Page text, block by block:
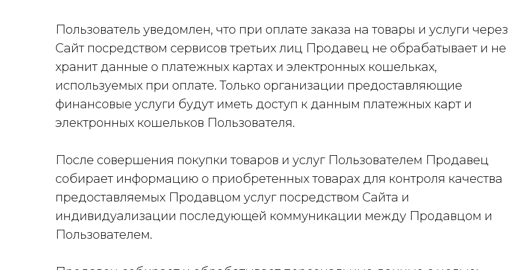
Пользователь уведомлен, что при оплате заказа на товары и услуги через
Сайт посредством сервисов третьих лиц Продавец не обрабатывает и не
хранит данные о платежных картах и электронных кошельках,
используемых при оплате. Только организации предоставляющие
финансовые услуги будут иметь доступ к данным платежных карт и
электронных кошельков Пользователя.
После совершения покупки товаров и услуг Пользователем Продавец
собирает информацию о приобретенных товарах для контроля качества
предоставляемых Продавцом услуг посредством Сайта и
индивидуализации последующей коммуникации между Продавцом и
Пользователем.